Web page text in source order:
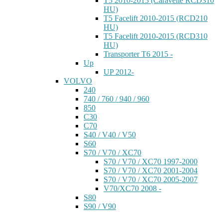
HU)
T5 Facelift 2010-2015 (RCD210
HU)
T5 Facelift 2010-2015 (RCD310
HU)
Transporter T6 2015 -
Up
UP 2012-
VOLVO
240
740 / 760 / 940 / 960
850
C30
C70
S40 / V40 / V50
S60
S70 / V70 / XC70
S70 / V70 / XC70 1997-2000
S70 / V70 / XC70 2001-2004
S70 / V70 / XC70 2005-2007
V70/XC70 2008 -
S80
S90 / V90